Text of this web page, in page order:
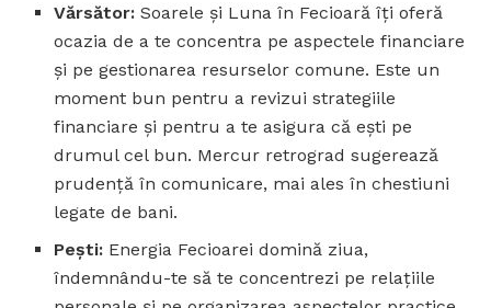
Vărsător: Soarele și Luna în Fecioară îți oferă
ocazia de a te concentra pe aspectele financiare
și pe gestionarea resurselor comune. Este un
moment bun pentru a revizui strategiile
financiare și pentru a te asigura că ești pe
drumul cel bun. Mercur retrograd sugerează
prudență în comunicare, mai ales în chestiuni
legate de bani.
Pești: Energia Fecioarei domină ziua,
îndemnându-te să te concentrezi pe relațiile